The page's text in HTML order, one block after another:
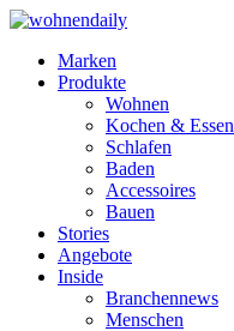
Marken
Produkte
Wohnen
Kochen & Essen
Schlafen
Baden
Accessoires
Bauen
Stories
Angebote
Inside
Branchennews
Menschen